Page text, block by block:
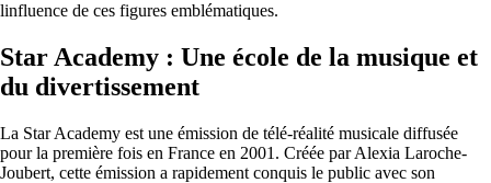
linfluence de ces figures emblématiques.
Star Academy : Une école de la musique et
du divertissement
La Star Academy est une émission de télé-réalité musicale diffusée
pour la première fois en France en 2001. Créée par Alexia Laroche-
Joubert, cette émission a rapidement conquis le public avec son